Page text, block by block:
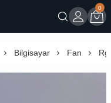
Giriş
0
Bilgisayar Fan